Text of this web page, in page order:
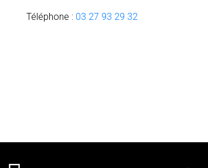
Téléphone : 03 27 93 29 32